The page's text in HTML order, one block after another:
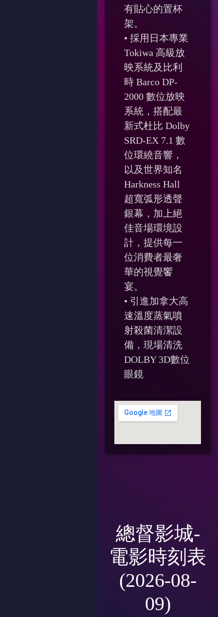
有貼心的置杯
架。
• 採用日本專業
Tokiwa 高級放
映系統及比利
時 Barco DP-
2000 數位放映
系統，搭配最
新式杜比 Dolby
SRD-EX 7.1 數
位環繞音響，
以及世界知名
Harkness Hall
超寬弧形透聲
銀幕，加上絕
佳音場環境設
計，提供每一
位消費者最奢
華的視覺饗
宴。
• 引進加拿大高
速溫度蒸氣噴
射殺菌清潔設
備，現場清洗
DOLBY 3D數位
眼鏡
總督影城-
電影時刻表
(2026-08-
09)